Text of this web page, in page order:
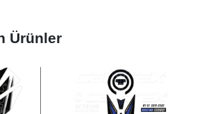
Ürünler